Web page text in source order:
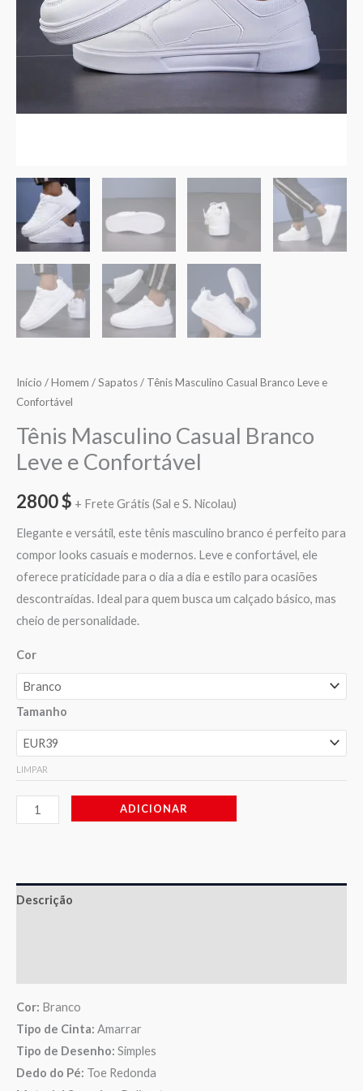
Início /Homem /Sapatos/ Tênis Masculino Casual Branco Leve e
Confortável
Tênis Masculino Casual Branco
Leve e Confortável
2800$ + Frete Grátis (Sal e S. Nicolau)
Elegante e versátil, este tênis masculino branco é perfeito para
compor looks casuais e modernos. Leve e confortável, ele
oferece praticidade para o dia a dia e estilo para ocasiões
descontraídas. Ideal para quem busca um calçado básico, mas
cheio de personalidade.
Cor
Tamanho
LIMPAR
ADICIONAR
Descrição
Cor: Branco
Tipo de Cinta: Amarrar
Tipo de Desenho: Simples
Dedo do Pé: Toe Redonda